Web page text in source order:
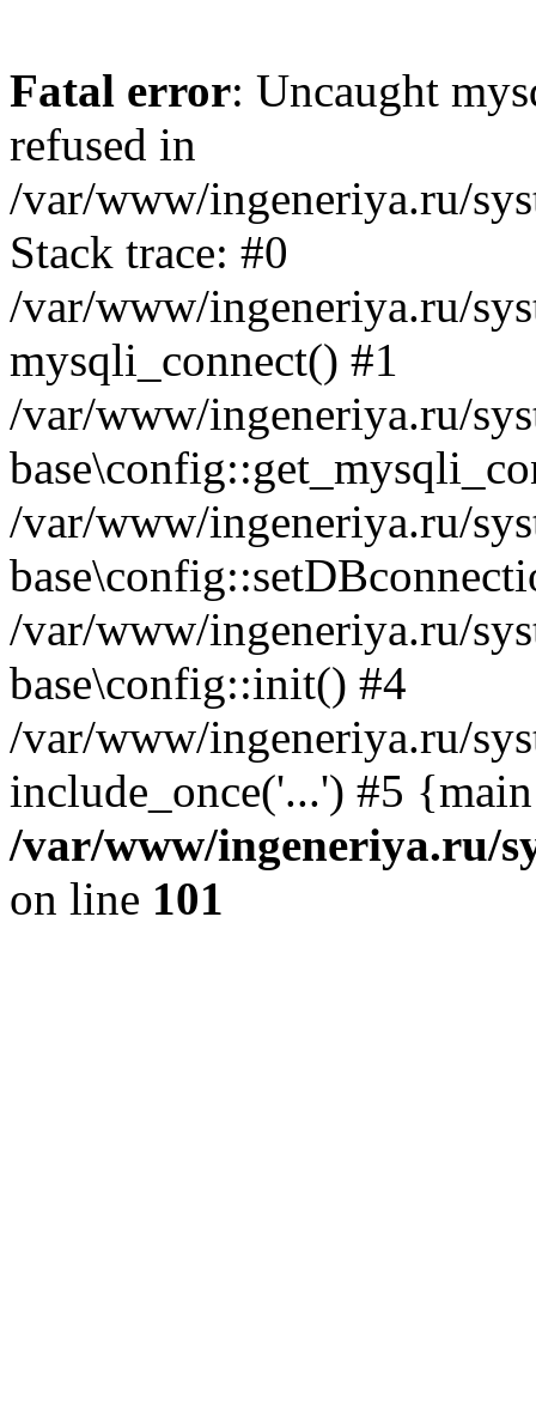
Fatal error: Uncaught
refused in
/var/www/ingeneriya.ru/
Stack trace: #0
/var/www/ingeneriya.ru/
mysqli_connect() #1
/var/www/ingeneriya.ru/
/var/www/ingeneriya.ru/
/var/www/ingeneriya.ru/
base\config::init() #4
/var/www/ingeneriya.ru/
include_once('...') #5
/var/www/ingeneriya.ru/
on line 101